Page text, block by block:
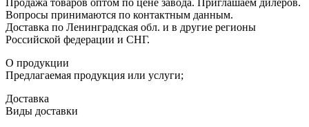
Вопросы принимаются по контактным данным.
Доставка по Ленинградская обл. и в другие регионы
Российской федерации и СНГ.
О продукции
Предлагаемая продукция или услуги;
Доставка
Виды доставки